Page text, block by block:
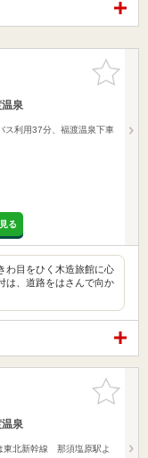
お気に入
りに追加
泉
ス利用37分、福渡温泉下車
る
わ目をひく木造旅館に心
は、道路をはさんで向か
お気に入
りに追加
泉
北新幹線 那須塩原駅よ